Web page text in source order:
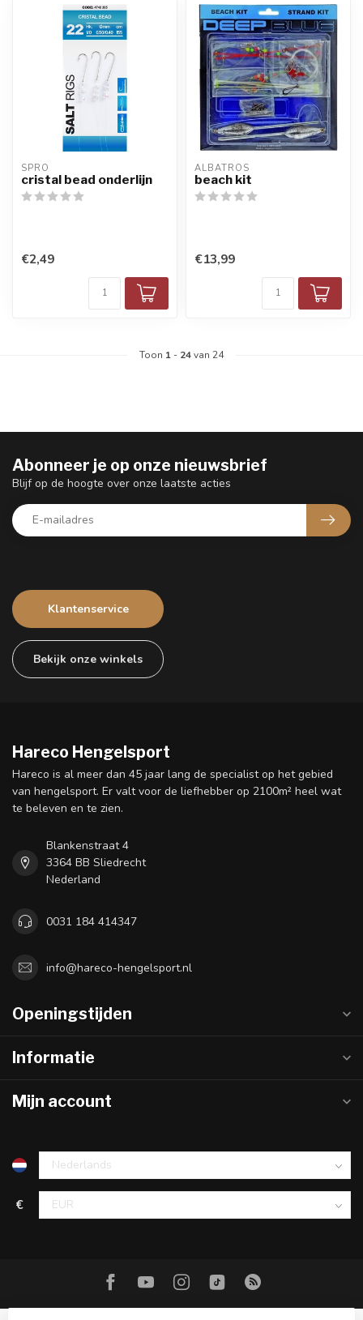
SPRO
cristal bead onderlijn
€2,49
ALBATROS
beach kit
€13,99
Toon 1 - 24van 24
Klantenservice
Bekijk onze winkels
Abonneer je op onze nieuwsbrief
Blijf op de hoogte over onze laatste acties
Hareco Hengelsport
Hareco is al meer dan 45 jaar lang de specialist op het gebied
van hengelsport. Er valt voor de liefhebber op 2100m² heel wat
te beleven en te zien.
Blankenstraat 4
3364 BB Sliedrecht
Nederland
0031 184 414347
info@hareco-hengelsport.nl
Openingstijden
Informatie
Mijn account
€